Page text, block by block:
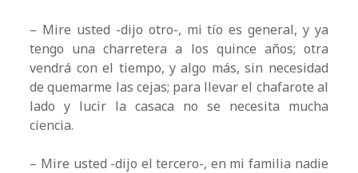
– Mire usted -dijo otro-, mi tío es general, y ya
tengo una charretera a los quince años; otra
vendrá con el tiempo, y algo más, sin necesidad
de quemarme las cejas; para llevar el chafarote al
lado y lucir la casaca no se necesita mucha
ciencia.
– Mire usted -dijo el tercero-, en mi familia nadie